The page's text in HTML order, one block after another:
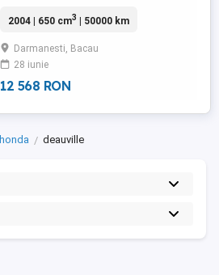
2027.
2004 | 650 cm3 | 50000 km
Darmanesti, Bacau
28 iunie
12 568 RON
honda deauville